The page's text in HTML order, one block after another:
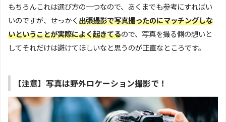
もちろんこれは選び方の一つなので、あくまでも参考にすればい
いのですが、せっかく出張撮影で写真撮ったのにマッチングしな
いということが実際によく起きてるので、写真を撮る側の想いと
してそれだけは避けてほしいなと思うのが正直なところです。
【注意】写真は野外ロケーション撮影で！